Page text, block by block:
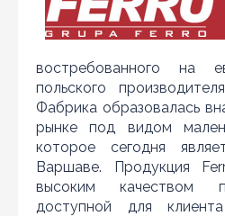
востребованного на
польского
Фабрика образовалась
рынке под видом
которое сегодня
Варшаве. Продукция
высоким качеством
доступной для
Уважаемы клиенты нашего
по интернету нашли цену
дешевле чем у нас... дайте
предложить более выгодную
условии, что товар данной
конкурента в наличии и цена
другом интернет-магазине
действующая)